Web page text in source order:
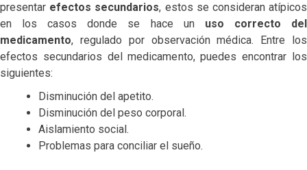
presentar efectos secundarios, estos se consideran atípicos
en los casos donde se hace un uso correcto del
medicamento, regulado por observación médica. Entre los
efectos secundarios del medicamento, puedes encontrar los
siguientes:
Disminución del apetito.
Disminución del peso corporal.
Aislamiento social.
Problemas para conciliar el sueño.